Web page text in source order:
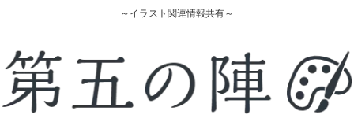
～イラスト関連情報共有～